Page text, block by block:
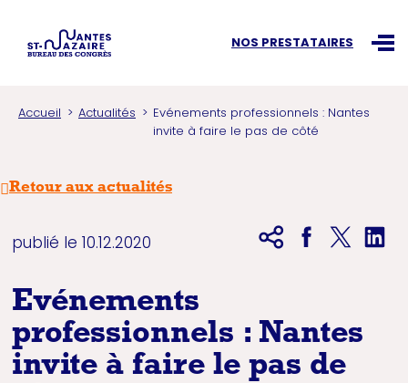
NOS PRESTATAIRES
Accueil Actualités
Evénements professionnels : Nantes
invite à faire le pas de côté
Retour aux actualités
publié le 10.12.2020
Evénements
professionnels : Nantes
invite à faire le pas de